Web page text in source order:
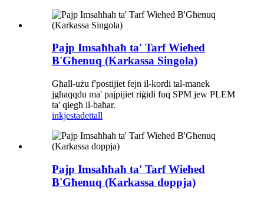
Pajp Imsaħħaħ ta' Tarf Wieħed
B'Għenuq (Karkassa Singola)
Għall-użu f'postijiet fejn il-kordi tal-manek
jgħaqqdu ma' pajpijiet riġidi fuq SPM jew PLEM
ta' qiegħ il-baħar.
inkjestadettall
Pajp Imsaħħaħ ta' Tarf Wieħed
B'Għenuq (Karkassa doppja)